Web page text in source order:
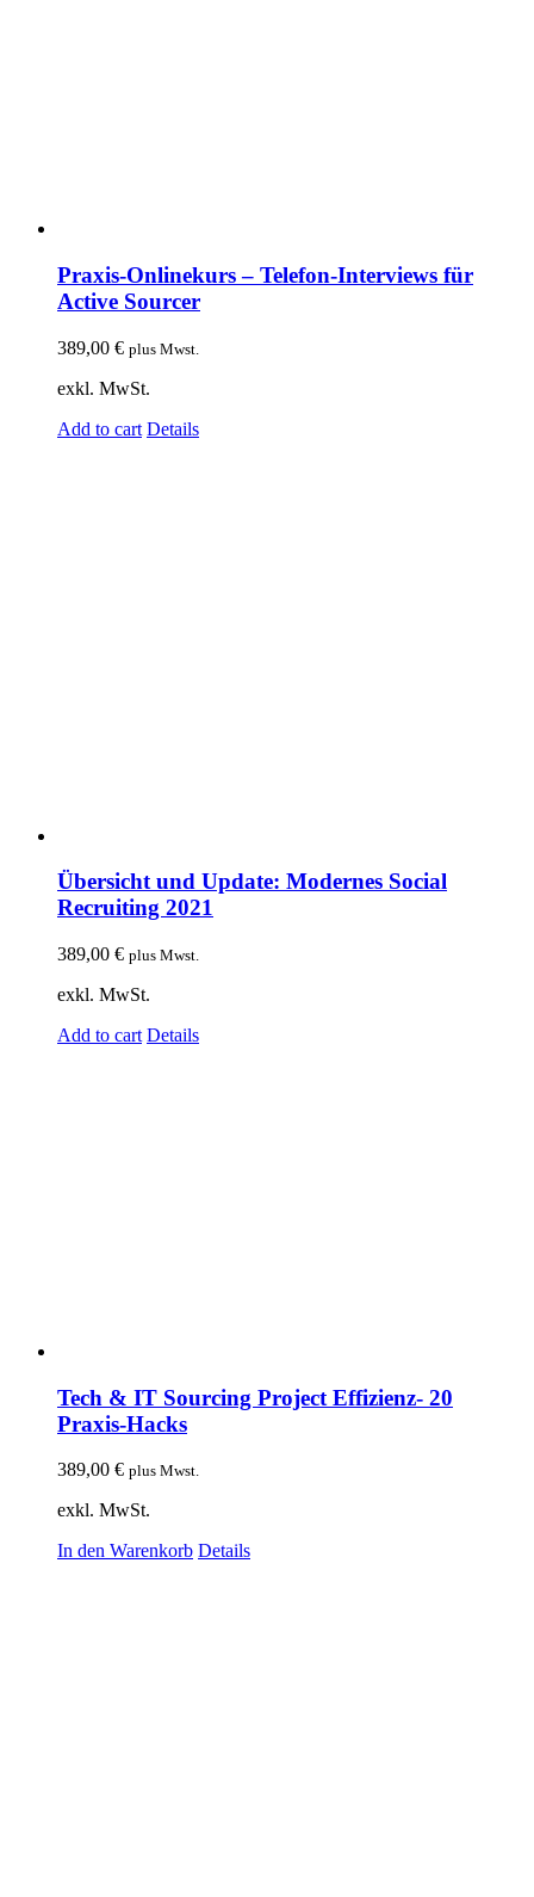
Praxis-Onlinekurs – Telefon-Interviews für
Active Sourcer
389,00 € plus Mwst.
exkl. MwSt.
Add to cart Details
Übersicht und Update: Modernes Social
Recruiting 2021
389,00 € plus Mwst.
exkl. MwSt.
Add to cart Details
Tech & IT Sourcing Project Effizienz- 20
Praxis-Hacks
389,00 € plus Mwst.
exkl. MwSt.
In den Warenkorb Details